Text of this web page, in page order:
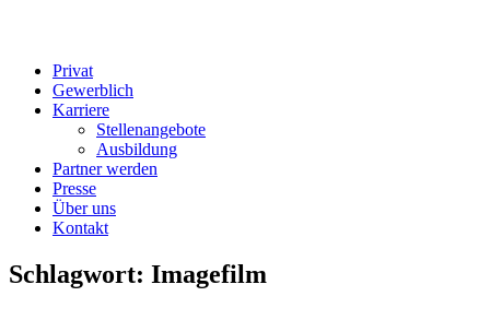
Privat
Gewerblich
Karriere
Stellenangebote
Ausbildung
Partner werden
Presse
Über uns
Kontakt
Schlagwort: Imagefilm